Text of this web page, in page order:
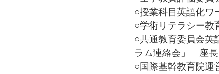
○授業科目英語化
○学術リテラシー
○共通教育委員会英
ラム連絡会」 座
○国際基幹教育院